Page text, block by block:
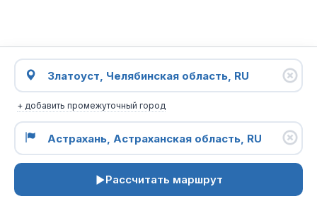
+ добавить промежуточный город
Рассчитать маршрут